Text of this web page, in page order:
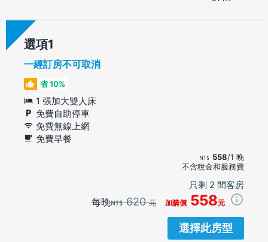
選項
一經訂房不可取消
省 10%
1 張加大雙人床
免費自助停車
免費無線上網
免費早餐
558/1 晚
不含稅金和服務費
只剩 2 間客房
每晚 620元 加購價 558元
選擇此房型